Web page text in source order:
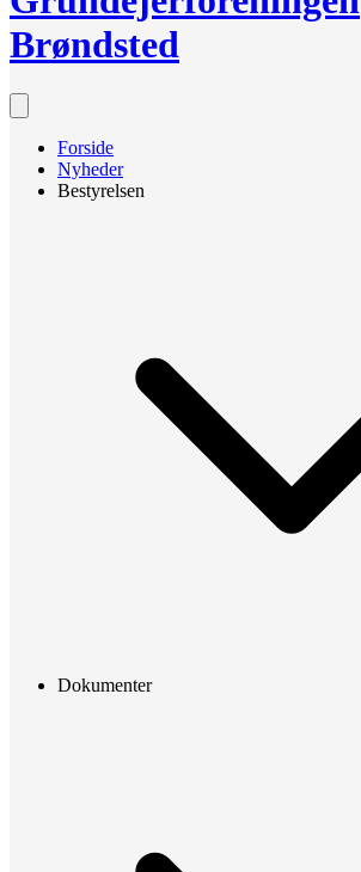
Brøndsted
Forside
Nyheder
Bestyrelsen
Dokumenter